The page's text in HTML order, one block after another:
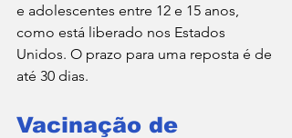
e adolescentes entre 12 e 15 anos,
como está liberado nos Estados
Unidos. O prazo para uma reposta é de
até 30 dias.
Vacinação de